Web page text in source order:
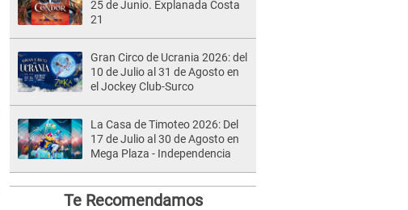
25 de Junio. Explanada Costa
21
Gran Circo de Ucrania 2026: del
10 de Julio al 31 de Agosto en
el Jockey Club-Surco
La Casa de Timoteo 2026: Del
17 de Julio al 30 de Agosto en
Mega Plaza - Independencia
Te Recomendamos